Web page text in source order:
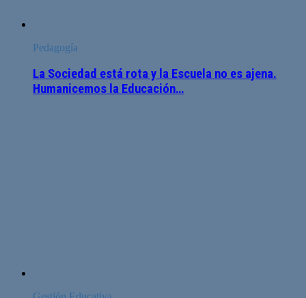
Pedagogía
La Sociedad está rota y la Escuela no es ajena.
Humanicemos la Educación…